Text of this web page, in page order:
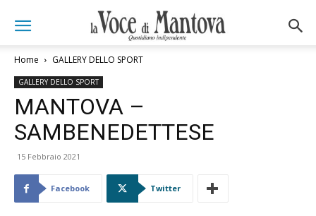
Home GALLERY DELLO SPORT
GALLERY DELLO SPORT
MANTOVA –
SAMBENEDETTESE
15 Febbraio 2021
Facebook Twitter